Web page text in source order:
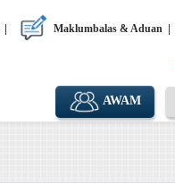
Maklumbalas & Aduan
AWAM